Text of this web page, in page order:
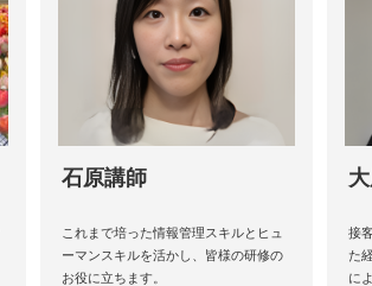
石原講師
これまで培った情報管理スキルとヒュ
ーマンスキルを活かし、皆様の研修の
お役に立ちます。
接
た
に